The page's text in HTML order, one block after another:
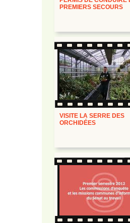
PREMIERS SECOURS
VISITE LA SERRE DES
ORCHIDÉES